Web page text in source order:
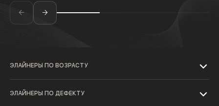
ЭЛАЙНЕРЫ ПО ВОЗРАСТУ
ЭЛАЙНЕРЫ ПО ДЕФЕКТУ